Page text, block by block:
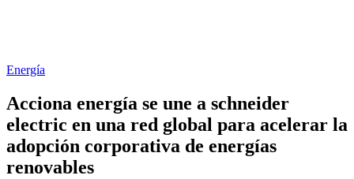
Energía
Acciona energía se une a schneider
electric en una red global para acelerar la
adopción corporativa de energías
renovables